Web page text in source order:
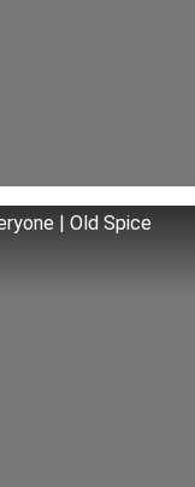
| Old Spice